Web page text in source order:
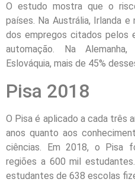
O estudo mostra que o
países. Na Austrália, Irlanda e
dos empregos citados pelos
automação. Na
Eslováquia, mais de 45%
Pisa 2018
O Pisa é aplicado a cada três
anos quanto aos
ciências. Em 2018, o Pisa
regiões a 600 mil
estudantes de 638 escolas